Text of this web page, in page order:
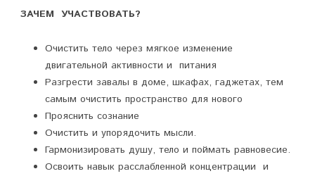
ЗАЧЕМ УЧАСТВОВАТЬ?
Очистить тело через мягкое изменение
двигательной активности и питания
Разгрести завалы в доме, шкафах, гаджетах, тем
самым очистить пространство для нового
Прояснить сознание
Очистить и упорядочить мысли.
Гармонизировать душу, тело и поймать равновесие.
Освоить навык расслабленной концентрации и